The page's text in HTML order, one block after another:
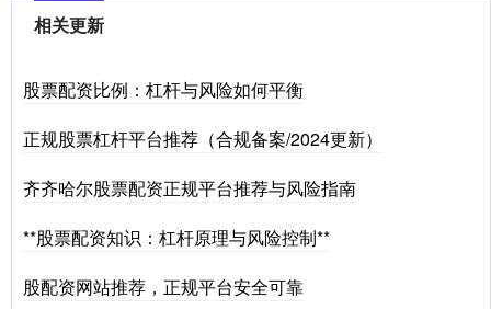
相关更新
股票配资比例：杠杆与风险如何平衡
正规股票杠杆平台推荐（合规备案/2024更新）
齐齐哈尔股票配资正规平台推荐与风险指南
**股票配资知识：杠杆原理与风险控制**
股配资网站推荐，正规平台安全可靠